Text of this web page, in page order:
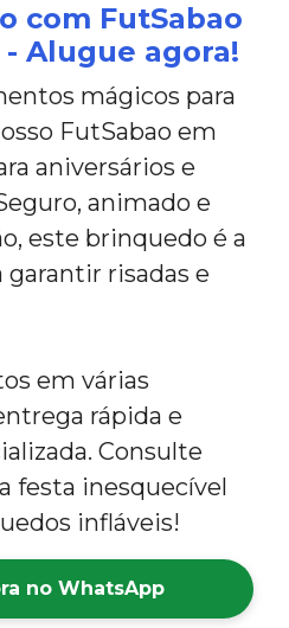
com FutSabao
Alugue agora!
mágicos para
FutSabao em
aniversários e
animado e
este brinquedo é a
garantir risadas e
em várias
rápida e
Consulte
festa inesquecível
infláveis!
no WhatsApp